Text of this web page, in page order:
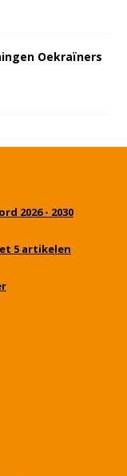
Oekraïners
2026 - 2030
5 artikelen